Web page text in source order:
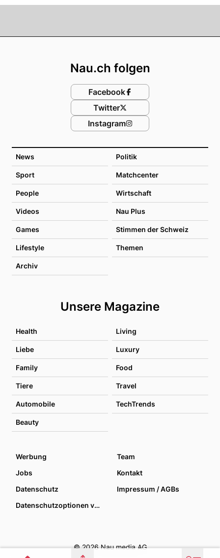
News Politik
Sport Matchcenter
People Wirtschaft
Videos Nau Plus
Games Stimmen der Schweiz
Lifestyle Themen
Archiv
Unsere Magazine
Health Living
Liebe Luxury
Family Food
Tiere Travel
Automobile TechTrends
Beauty
Nau.ch folgen
Facebook
Twitter
Instagram
Werbung
Team
Jobs
Kontakt
Datenschutz
Impressum / AGBs
Datenschutzoptionen verwalten
© 2026 Nau media AG